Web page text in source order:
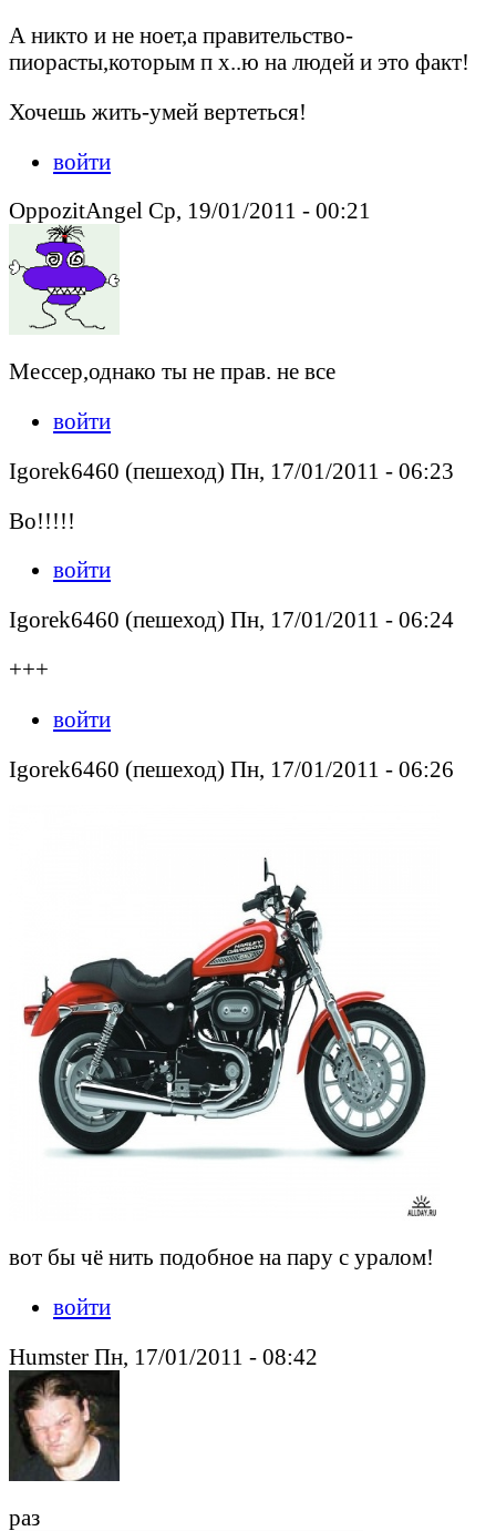
А никто и не ноет,а правительство-
пиорасты,которым п х..ю на людей и это факт!
Хочешь жить-умей вертеться!
войти
OppozitAngel Ср, 19/01/2011 - 00:21
Мессер,однако ты не прав. не все
войти
Igorek6460 (пешеход) Пн, 17/01/2011 - 06:23
Во!!!!!
войти
Igorek6460 (пешеход) Пн, 17/01/2011 - 06:24
+++
войти
Igorek6460 (пешеход) Пн, 17/01/2011 - 06:26
вот бы чё нить подобное на пару с уралом!
войти
Humster Пн, 17/01/2011 - 08:42
раз